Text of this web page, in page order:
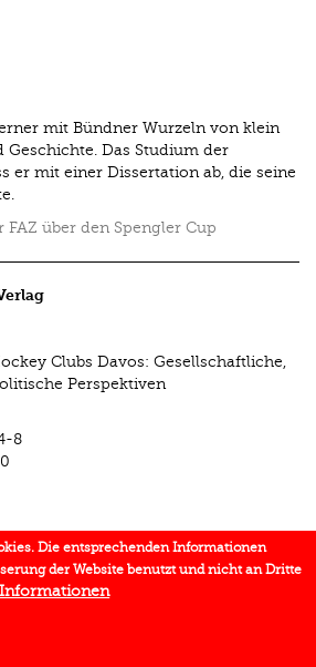
mit Bündner Wurzeln von klein
Geschichte. Das Studium der
er mit einer Dissertation ab, die seine
über den Spengler Cup
Clubs Davos: Gesellschaftliche,
Perspektiven
8
Die entsprechenden Informationen
der Website benutzt und nicht an Dritte